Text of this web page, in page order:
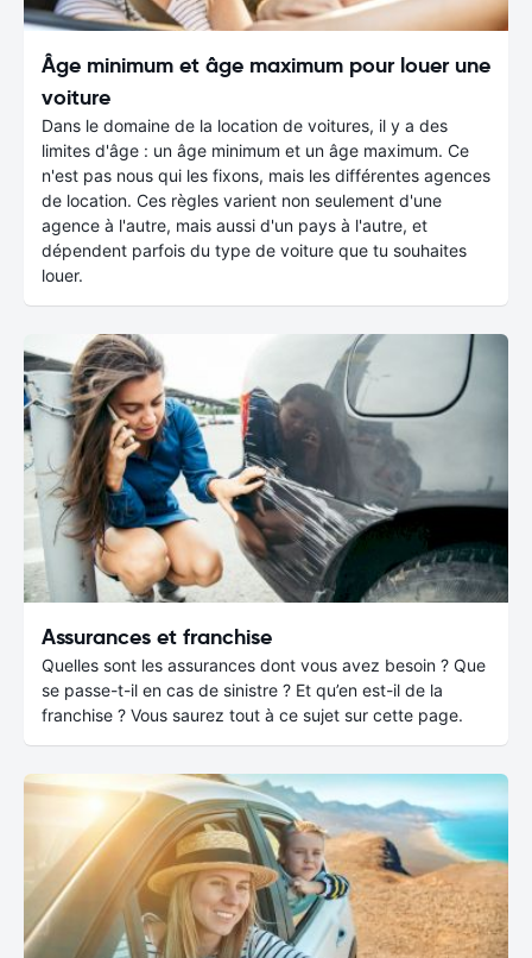
Âge minimum et âge maximum pour louer une
voiture
Dans le domaine de la location de voitures, il y a des
limites d'âge : un âge minimum et un âge maximum. Ce
n'est pas nous qui les fixons, mais les différentes agences
de location. Ces règles varient non seulement d'une
agence à l'autre, mais aussi d'un pays à l'autre, et
dépendent parfois du type de voiture que tu souhaites
louer.
Assurances et franchise
Quelles sont les assurances dont vous avez besoin ? Que
se passe-t-il en cas de sinistre ? Et qu’en est-il de la
franchise ? Vous saurez tout à ce sujet sur cette page.